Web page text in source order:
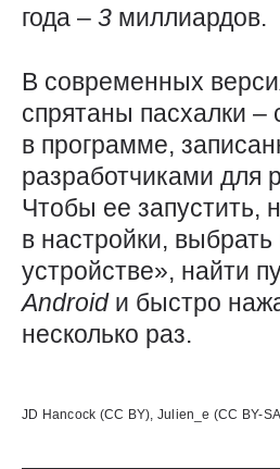
года – 3 миллиардов.
В современных
спрятаны пасхалки –
в программе,
разработчиками для
Чтобы ее запустить,
в настройки,
устройстве», найти
Android и быстро
несколько раз.
Использованные источники:
JD Hancock (CC BY), Julien_e (CC BY-